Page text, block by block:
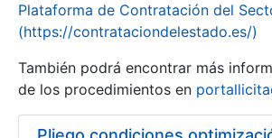
Plataforma de Contratación del
(https://contrataciondelestado.es/)
También podrá encontrar más
de los procedimientos en